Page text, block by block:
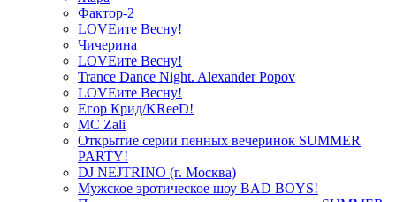
Фактор-2
LOVEите Весну!
Чичерина
LOVEите Весну!
Trance Dance Night. Alexander Popov
LOVEите Весну!
Егор Крид/KReeD!
MC Zali
Открытие серии пенных вечеринок SUMMER
PARTY!
DJ NEJTRINO (г. Москва)
Мужское эротическое шоу BAD BOYS!